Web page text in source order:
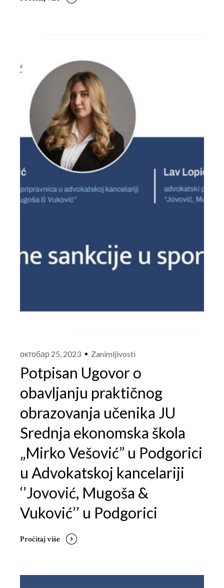
октобар 25, 2023 Zanimljivosti
Potpisan Ugovor o
obavljanju praktičnog
obrazovanja učenika JU
Srednja ekonomska škola
„Mirko Vešović” u Podgorici
u Advokatskoj kancelariji
‘’Jovović, Mugoša &
Vuković’’ u Podgorici
Pročitaj više